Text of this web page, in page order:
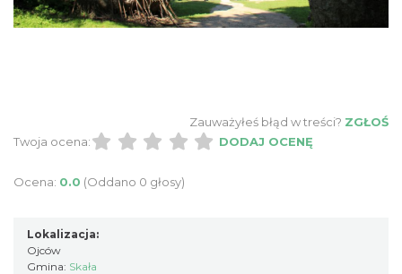
Zauważyłeś błąd w treści? ZGŁOŚ
Twoja ocena:
DODAJ OCENĘ
Ocena: 0.0 (Oddano 0 głosy)
Lokalizacja:
Ojców
Gmina: Skała